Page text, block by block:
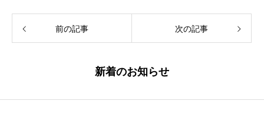
前の記事 次の記事
新着のお知らせ